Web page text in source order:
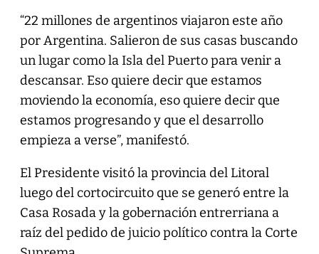
“22 millones de argentinos viajaron este año
por Argentina. Salieron de sus casas buscando
un lugar como la Isla del Puerto para venir a
descansar. Eso quiere decir que estamos
moviendo la economía, eso quiere decir que
estamos progresando y que el desarrollo
empieza a verse”, manifestó.
El Presidente visitó la provincia del Litoral
luego del cortocircuito que se generó entre la
Casa Rosada y la gobernación entrerriana a
raíz del pedido de juicio político contra la Corte